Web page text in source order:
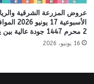
عروض المزرعة الشرقية
الأسبوعية 17
2 محرم 1447 جودة عالية بين يديك
16 يونيو، 2026